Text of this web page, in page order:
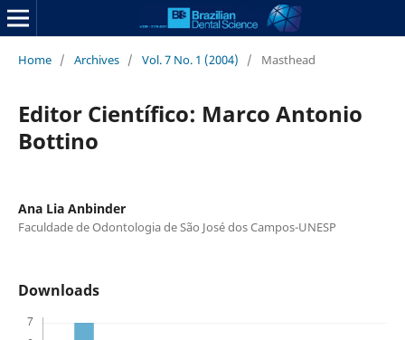
Home / Archives / Vol. 7 No. 1 (2004) / Masthead
Editor Científico: Marco Antonio
Bottino
Ana Lia Anbinder
Faculdade de Odontologia de São José dos Campos-UNESP
Downloads